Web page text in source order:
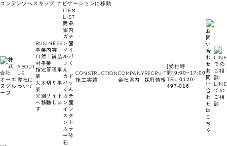
コンテンツへスキップ ナビゲーションに移動
ABOUT
US
弊社に
ついて
BUSINESS
事業内容
自然土舗装
材事業
指定管理事
業
大木切り事
業
※別サイト
へ移動しま
す
ITEM
LIST
商品
案内
ガチ
ン固
ソイ
ルパ
ッく
ん
カド
パッ
くん
ガチ
ン固
イン
スタ
ント
カラ
ー砕
石
CONSTRUCTION
施工実績
COMPANY
会社案内
RECRUIT
採用情報
[受付時
間]9:00~17:00
TEL 0120-
497-016
お
問
い
合
わ
せ
は
こ
ち
ら
LINE
での
ご相
談